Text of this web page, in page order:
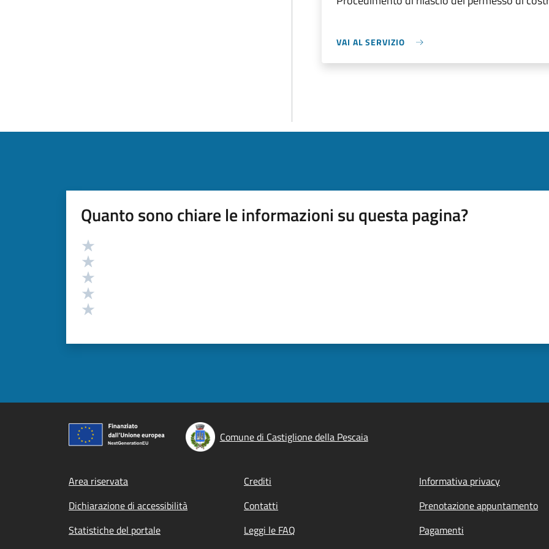
VAI AL SERVIZIO
Quanto sono chiare le informazioni su questa pagina?
Valutazione
Comune di Castiglione della Pescaia
Footer menu
Area riservata Crediti Informativa privacy
Dichiarazione di accessibilità
Contatti Prenotazione appuntamento
Statistiche del portale
Leggi le FAQ Pagamenti